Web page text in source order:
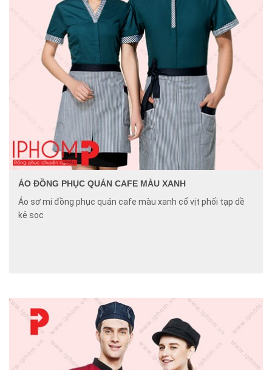
ÁO ĐỒNG PHỤC QUÁN CAFE MÀU XANH
Áo sơ mi đồng phục quán cafe màu xanh cổ vịt phối tạp dề
kẻ sọc